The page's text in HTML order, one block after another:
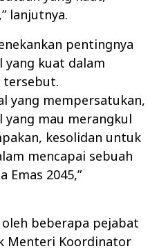
lanjutnya.
pentingnya
yang kuat dalam
tersebut.
yang mempersatukan,
yang mau merangkul
kesolidan untuk
mencapai sebuah
Emas 2045,”
beberapa pejabat
Menteri Koordinator